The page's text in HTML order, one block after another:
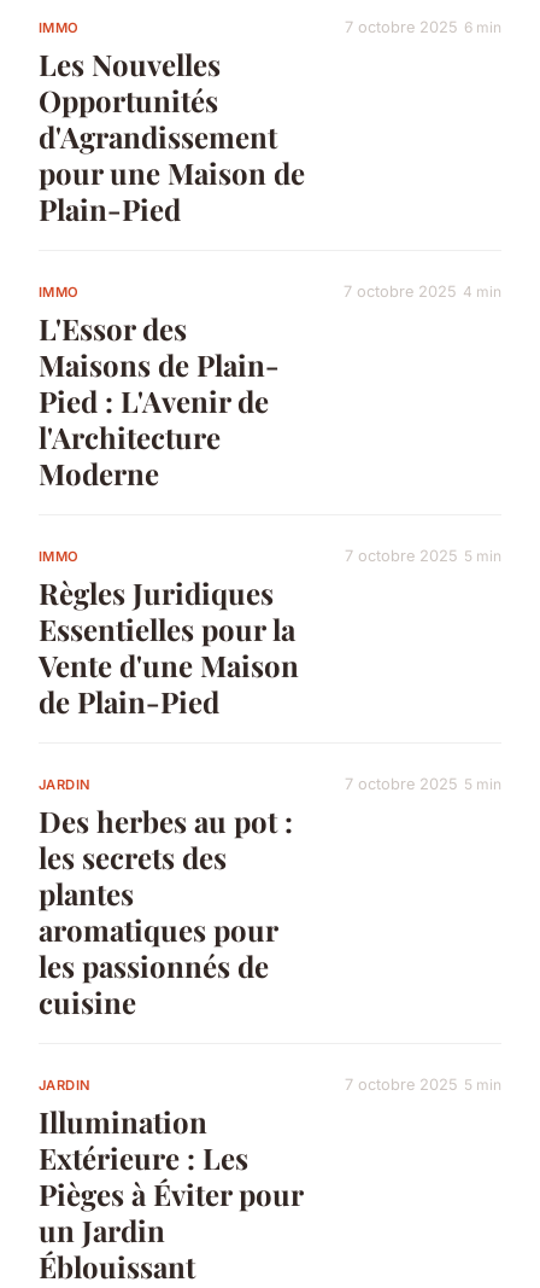
IMMO
Les Nouvelles
Opportunités
d'Agrandissement
pour une Maison de
Plain-Pied
7 octobre 2025 6 min
IMMO
L'Essor des
Maisons de Plain-
Pied : L'Avenir de
l'Architecture
Moderne
7 octobre 2025 4 min
IMMO
Règles Juridiques
Essentielles pour la
Vente d'une Maison
de Plain-Pied
7 octobre 2025 5 min
JARDIN
Des herbes au pot :
les secrets des
plantes
aromatiques pour
les passionnés de
cuisine
7 octobre 2025 5 min
JARDIN
Illumination
Extérieure : Les
Pièges à Éviter pour
un Jardin
Éblouissant
7 octobre 2025 5 min